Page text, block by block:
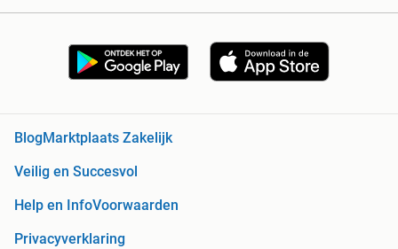
Blog Marktplaats Zakelijk
Veilig en Succesvol
Help en InfoVoorwaarden
Privacyverklaring